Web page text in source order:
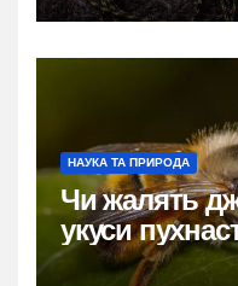
НАУКА ТА ПРИРОДА
Чи жалять
укуси